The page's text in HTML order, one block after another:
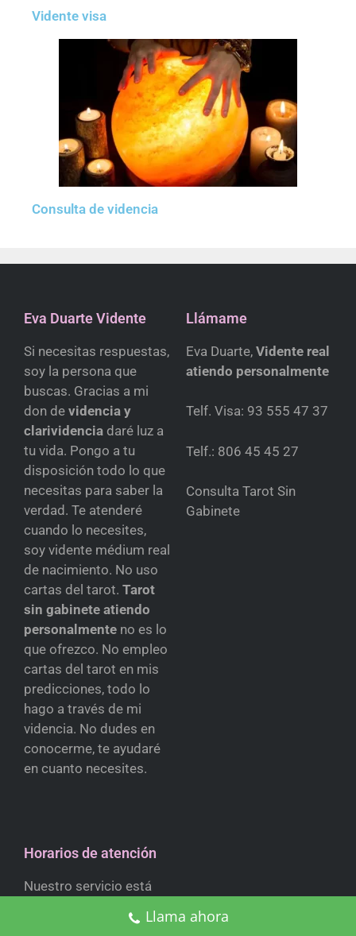
Vidente visa
Consulta de videncia
Eva Duarte Vidente
Si necesitas respuestas,
soy la persona que
buscas. Gracias a mi
don de videncia y
clarividencia daré luz a
tu vida. Pongo a tu
disposición todo lo que
necesitas para saber la
verdad. Te atenderé
cuando lo necesites,
soy vidente médium real
de nacimiento. No uso
cartas del tarot. Tarot
sin gabinete atiendo
personalmente no es lo
que ofrezco. No empleo
cartas del tarot en mis
predicciones, todo lo
hago a través de mi
videncia. No dudes en
conocerme, te ayudaré
en cuanto necesites.
Llámame
Eva Duarte, Vidente real
atiendo personalmente
Telf. Visa: 93 555 47 37
Telf.: 806 45 45 27
Consulta Tarot Sin
Gabinete
Horarios de atención
Nuestro servicio está
Llama ahora